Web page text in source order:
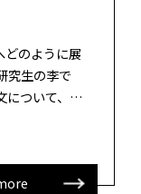
のように展
究生の李で
について、そ
思います。